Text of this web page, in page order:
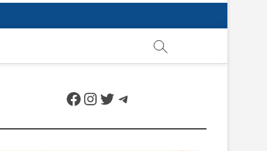
Facebook
Instagram
Twitter
Telegram